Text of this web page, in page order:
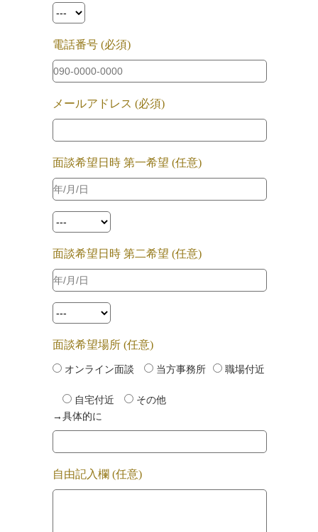
電話番号 (必須)
メールアドレス (必須)
面談希望日時 第一希望 (任意)
面談希望日時 第二希望 (任意)
面談希望場所 (任意)
オンライン面談 当方事務所 職場付近
自宅付近
その他
→具体的に
自由記入欄 (任意)